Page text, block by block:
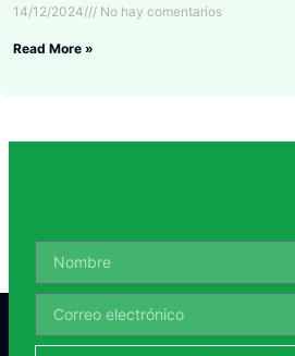
14/12/2024 No hay comentarios
Read More »